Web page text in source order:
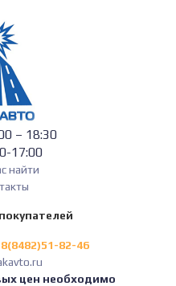
– 18:30
17:00
найти
8(8482)51-82-46
цен необходимо